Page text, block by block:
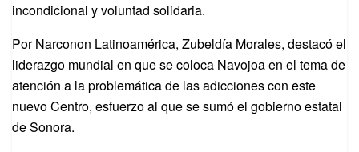
incondicional y voluntad solidaria.
Por Narconon Latinoamérica, Zubeldía Morales, destacó el
liderazgo mundial en que se coloca Navojoa en el tema de
atención a la problemática de las adicciones con este
nuevo Centro, esfuerzo al que se sumó el gobierno estatal
de Sonora.